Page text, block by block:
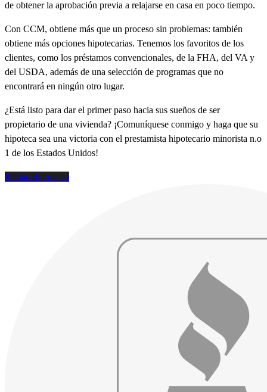
de obtener la aprobación previa a relajarse en casa en poco tiempo.
Con CCM, obtiene más que un proceso sin problemas: también
obtiene más opciones hipotecarias. Tenemos los favoritos de los
clientes, como los préstamos convencionales, de la FHA, del VA y
del USDA, además de una selección de programas que no
encontrará en ningún otro lugar.
¿Está listo para dar el primer paso hacia sus sueños de ser
propietario de una vivienda? ¡Comuníquese conmigo y haga que su
hipoteca sea una victoria con el prestamista hipotecario minorista n.o
1 de los Estados Unidos!
Iniciar el proceso